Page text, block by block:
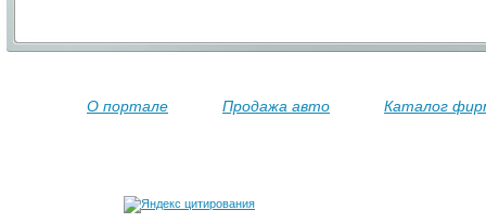
О портале Продажа авто Каталог